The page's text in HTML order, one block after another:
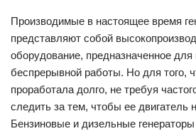
Производимые в настоящее время
представляют собой
оборудование, предназначенное
беспрерывной работы. Но для того,
проработала долго, не требуя
следить за тем, чтобы ее двигатель
Бензиновые и дизельные генераторы